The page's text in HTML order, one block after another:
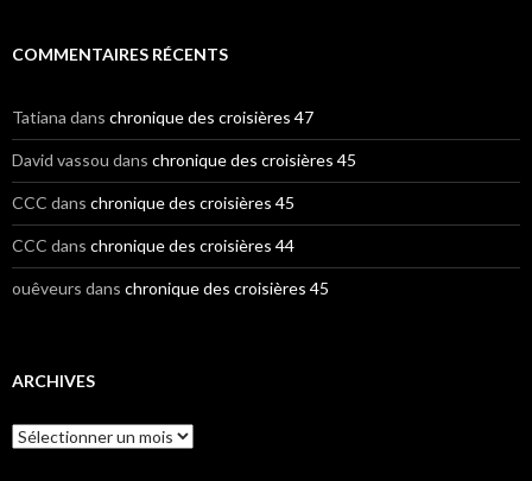
COMMENTAIRES RÉCENTS
Tatiana dans chronique des croisières 47
David vassou dans chronique des croisières 45
CCC dans chronique des croisières 45
CCC dans chronique des croisières 44
ouêveurs dans chronique des croisières 45
ARCHIVES
A
r